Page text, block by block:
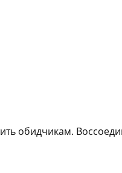
обидчикам.